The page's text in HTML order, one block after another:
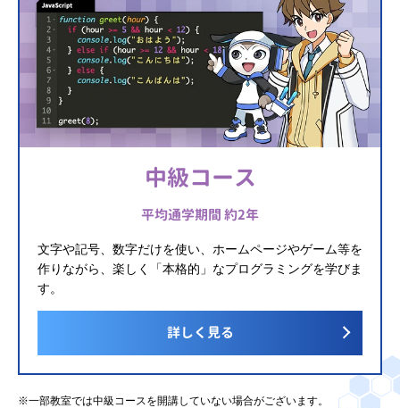
中級コース
平均通学期間 約2年
文字や記号、数字だけを使い、ホームページやゲーム等を
作りながら、楽しく「本格的」なプログラミングを学びま
す。
詳しく見る
※一部教室では中級コースを開講していない場合がございます。